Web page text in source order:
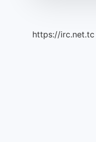
https://irc.net.tc